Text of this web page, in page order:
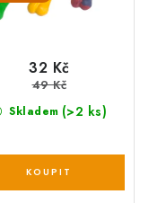
Skladem (>2 ks)
32 Kč
49 Kč